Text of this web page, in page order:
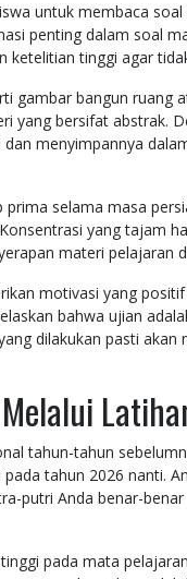
untuk membaca
penting dalam soal
ketelitian tinggi agar
gambar bangun ruang
yang bersifat abstrak.
menyimpannya
selama masa
yang tajam
materi pelajaran
motivasi yang
bahwa ujian
dilakukan pasti
tahun-tahun
tahun 2026 nanti.
putri Anda benar-
pada mata